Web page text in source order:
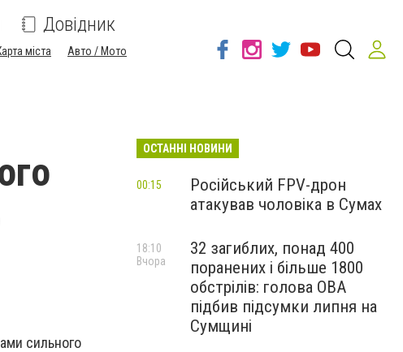
Довідник
міста
Авто / Мото
сильного
ОСТАННІ НОВИНИ
Російський FPV-дрон
атакував чоловіка в Сумах
00:15
32 загиблих, понад 400
поранених і більше 1800
обстрілів: голова ОВА
підбив підсумки липня на
Сумщині
18:10
Вчора